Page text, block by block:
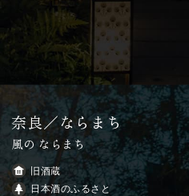
奈良／ならまち
風の ならまち
旧酒蔵
日本酒のふるさと